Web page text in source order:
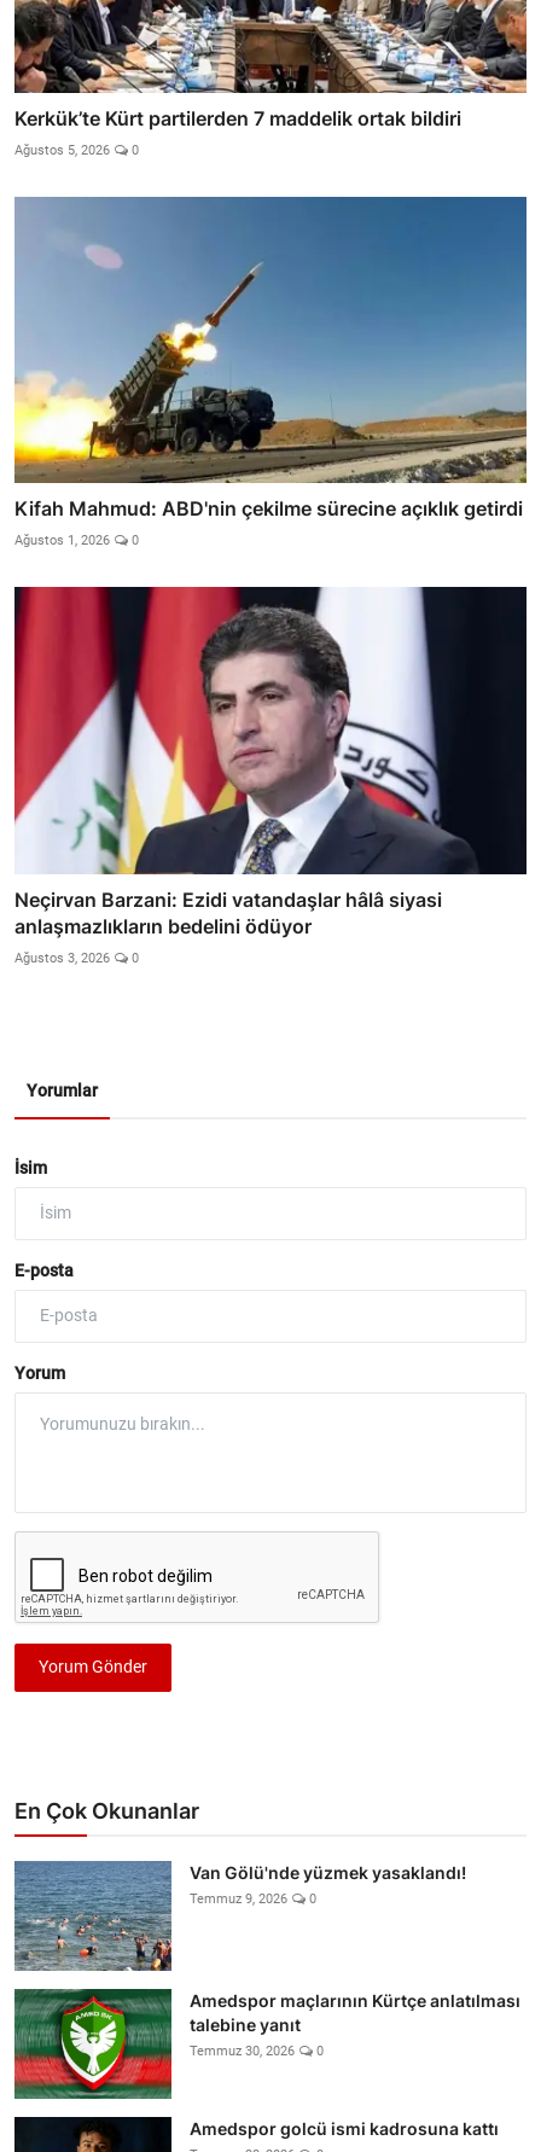
Kerkük’te Kürt partilerden 7 maddelik ortak bildiri
Ağustos 5, 2026 0
Kifah Mahmud: ABD'nin çekilme sürecine açıklık getirdi
Ağustos 1, 2026 0
Neçirvan Barzani: Ezidi vatandaşlar hâlâ siyasi
anlaşmazlıkların bedelini ödüyor
Ağustos 3, 2026 0
Yorumlar
İsim
E-posta
Yorum
Yorum Gönder
En Çok Okunanlar
Van Gölü'nde yüzmek yasaklandı!
Temmuz 9, 2026 0
Amedspor maçlarının Kürtçe anlatılması
talebine yanıt
Temmuz 30, 2026 0
Amedspor golcü ismi kadrosuna kattı